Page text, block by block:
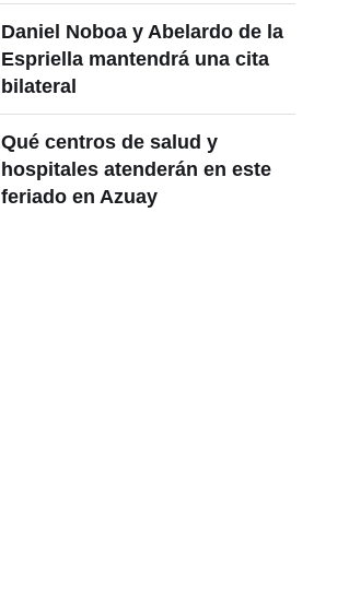
Daniel Noboa y Abelardo de la
Espriella mantendrá una cita
bilateral
Qué centros de salud y
hospitales atenderán en este
feriado en Azuay